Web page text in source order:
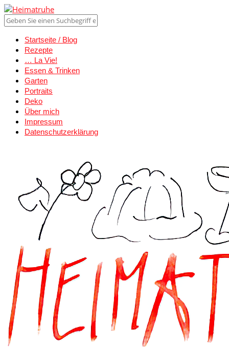
Startseite / Blog
Rezepte
… La Vie!
Essen & Trinken
Garten
Portraits
Deko
Über mich
Impressum
Datenschutzerklärung